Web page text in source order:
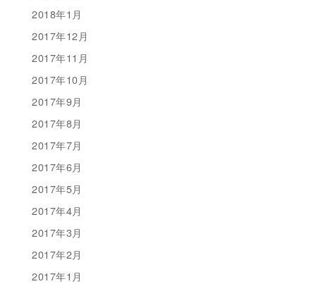
2018年1月
2017年12月
2017年11月
2017年10月
2017年9月
2017年8月
2017年7月
2017年6月
2017年5月
2017年4月
2017年3月
2017年2月
2017年1月